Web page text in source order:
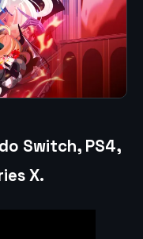
Switch, PS4,
X.